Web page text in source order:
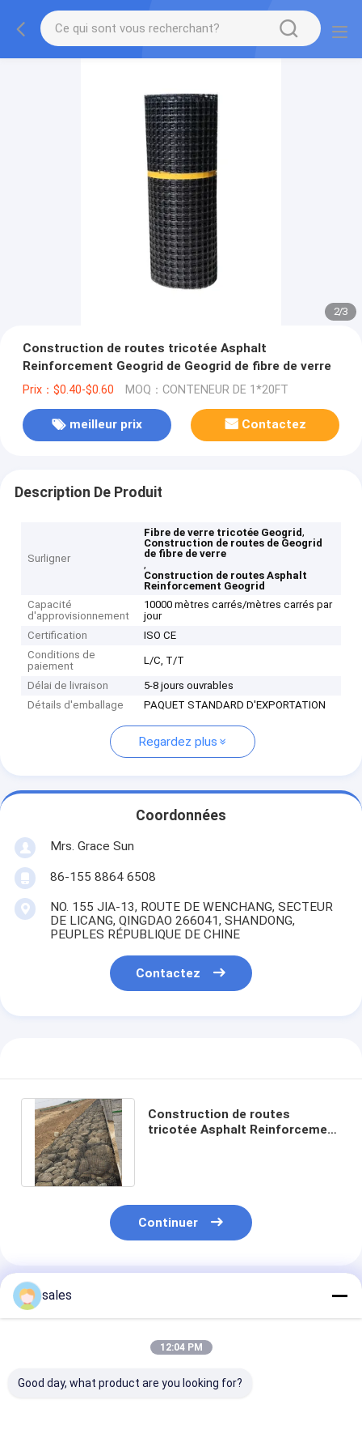
2/3
Construction de routes tricotée Asphalt
Reinforcement Geogrid de Geogrid de fibre de verre
Prix：$0.40-$0.60 MOQ：CONTENEUR DE 1*20FT
meilleur prix Contactez
Description De Produit
Surligner
Fibre de verre tricotée Geogrid,
Construction de routes de Geogrid
de fibre de verre
,
Construction de routes Asphalt
Reinforcement Geogrid
Capacité
d'approvisionnement
10000 mètres carrés/mètres carrés par
jour
Certification
ISO CE
Conditions de
paiement
L/C, T/T
Délai de livraison
5-8 jours ouvrables
Détails d'emballage
PAQUET STANDARD D'EXPORTATION
Regardez plus
Coordonnées
Mrs. Grace Sun
86-155 8864 6508
NO. 155 JIA-13, ROUTE DE WENCHANG, SECTEUR
DE LICANG, QINGDAO 266041, SHANDONG,
PEUPLES RÉPUBLIQUE DE CHINE
Contactez
Construction de routes
tricotée Asphalt Reinforcement
Continuer
Produits Recommandés
sales
12:04 PM
Good day, what product are you looking for?